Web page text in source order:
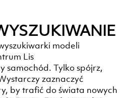
modeli
Lis
samochód. Tylko spójrz,
zaznaczyć
by trafić do świata nowych